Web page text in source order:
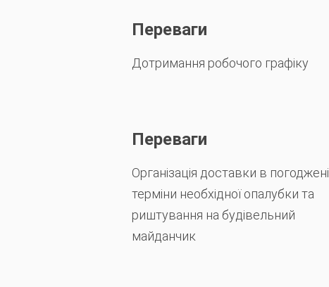
Переваги
Дотримання робочого графіку
Переваги
Організація доставки в погоджені
терміни необхідної опалубки та
риштування на будівельний
майданчик